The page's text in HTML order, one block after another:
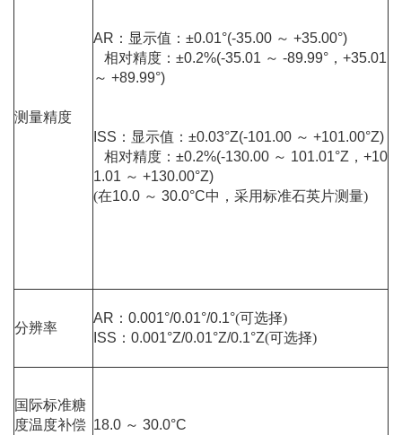
测量精度
AR： 显示值 ： ±0.01°(-35.00 ～ +35.00°)
相对精度 ： ±0.2%(-35.01 ～ -89.99°，+35.01
～ +89.99°)
ISS： 显示值 ： ±0.03°Z(-101.00 ～ +101.00°Z)
相对精度 ：±0.2%(-130.00 ～ 101.01°Z，+10
1.01 ～ +130.00°Z)
(在10.0 ～ 30.0°C中，采用标准石英片测量)
分辨率
AR：0.001°/0.01°/0.1°(可选择)
ISS：0.001°Z/0.01°Z/0.1°Z(可选择)
国际标准糖
度温度补偿 18.0 ～ 30.0°C